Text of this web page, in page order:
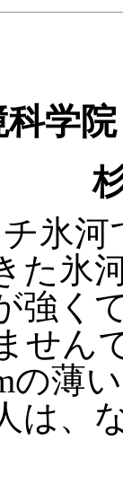
学
氷
た氷
強く
せん
の薄
は、